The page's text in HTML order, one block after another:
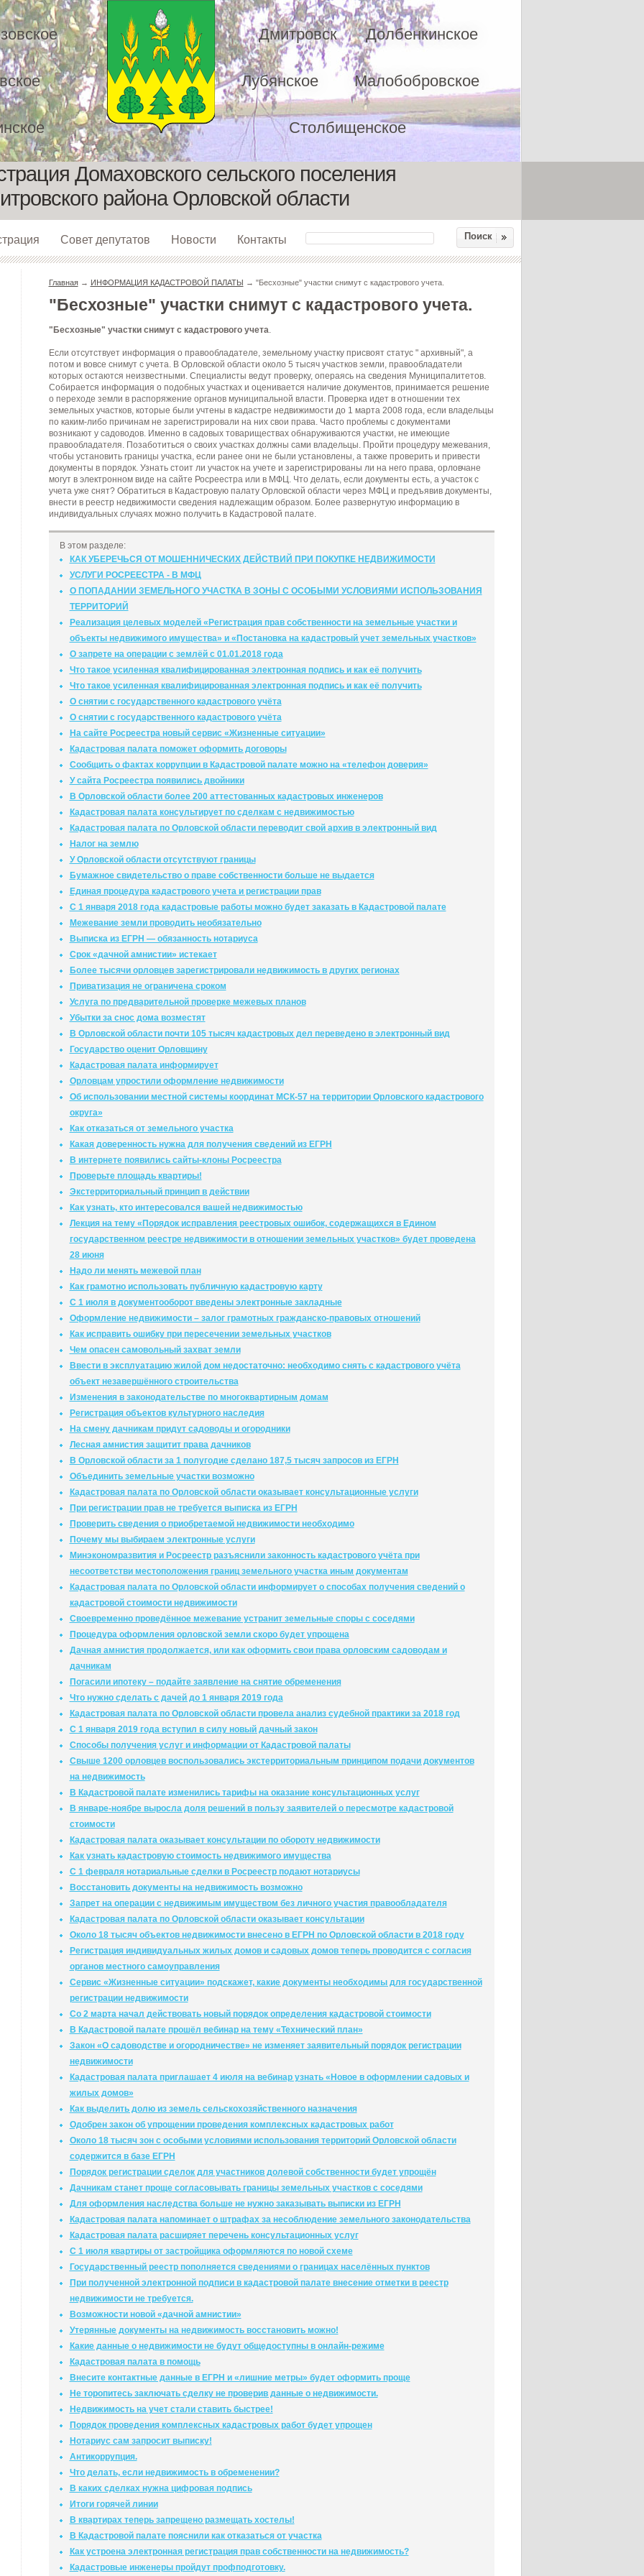
Дмитровск Долбенкинское
Лубянское Малобобровское
Столбищенское
Совет депутатов Новости Контакты
Домаховского сельского поселения
района Орловской области
Поиск
Главная→ ИНФОРМАЦИЯ КАДАСТРОВОЙ ПАЛАТЫ → "Бесхозные" участки снимут с кадастрового учета.
"Бесхозные" участки снимут с кадастрового учета.
"Бесхозные" участки снимут с кадастрового учета.
Если отсутствует информация о правообладателе, земельному участку присвоят статус " архивный", а
потом и вовсе снимут с учета. В Орловской области около 5 тысяч участков земли, правообладатели
которых остаются неизвестными. Специалисты ведут проверку, операясь на сведения Муниципалитетов.
Собирается информация о подобных участках и оценивается наличие документов, принимается решение
о переходе земли в распоряжение органов муниципальной власти. Проверка идет в отношении тех
земельных участков, которые были учтены в кадастре недвижимости до 1 марта 2008 года, если владельцы
по каким-либо причинам не зарегистрировали на них свои права. Часто проблемы с документами
возникают у садоводов. Именно в садовых товариществах обнаруживаются участки, не имеющие
правообладателя. Позаботиться о своих участках должны сами владельцы. Пройти процедуру межевания,
чтобы установить границы участка, если ранее они не были установлены, а также проверить и привести
документы в порядок. Узнать стоит ли участок на учете и зарегистрированы ли на него права, орловчане
могут в электронном виде на сайте Росреестра или в МФЦ. Что делать, если документы есть, а участок с
учета уже снят? Обратиться в Кадастровую палату Орловской области через МФЦ и предъявив документы,
внести в реестр недвижимости сведения надлежащим образом. Более развернутую информацию в
индивидуальных случаях можно получить в Кадастровой палате.
В этом разделе:
КАК УБЕРЕЧЬСЯ ОТ МОШЕННИЧЕСКИХ ДЕЙСТВИЙ ПРИ ПОКУПКЕ НЕДВИЖИМОСТИ
УСЛУГИ РОСРЕЕСТРА - В МФЦ
О ПОПАДАНИИ ЗЕМЕЛЬНОГО УЧАСТКА В ЗОНЫ С ОСОБЫМИ УСЛОВИЯМИ ИСПОЛЬЗОВАНИЯ
ТЕРРИТОРИЙ
Реализация целевых моделей «Регистрация прав собственности на земельные участки и
объекты недвижимого имущества» и «Постановка на кадастровый учет земельных участков»
О запрете на операции с землёй с 01.01.2018 года
Что такое усиленная квалифицированная электронная подпись и как её получить
Что такое усиленная квалифицированная электронная подпись и как её получить
О снятии с государственного кадастрового учёта
О снятии с государственного кадастрового учёта
На сайте Росреестра новый сервис «Жизненные ситуации»
Кадастровая палата поможет оформить договоры
Сообщить о фактах коррупции в Кадастровой палате можно на «телефон доверия»
У сайта Росреестра появились двойники
В Орловской области более 200 аттестованных кадастровых инженеров
Кадастровая палата консультирует по сделкам с недвижимостью
Кадастровая палата по Орловской области переводит свой архив в электронный вид
Налог на землю
У Орловской области отсутствуют границы
Бумажное свидетельство о праве собственности больше не выдается
Единая процедура кадастрового учета и регистрации прав
С 1 января 2018 года кадастровые работы можно будет заказать в Кадастровой палате
Межевание земли проводить необязательно
Выписка из ЕГРН — обязанность нотариуса
Срок «дачной амнистии» истекает
Более тысячи орловцев зарегистрировали недвижимость в других регионах
Приватизация не ограничена сроком
Услуга по предварительной проверке межевых планов
Убытки за снос дома возместят
В Орловской области почти 105 тысяч кадастровых дел переведено в электронный вид
Государство оценит Орловщину
Кадастровая палата информирует
Орловцам упростили оформление недвижимости
Об использовании местной системы координат МСК-57 на территории Орловского кадастрового
округа»
Как отказаться от земельного участка
Какая доверенность нужна для получения сведений из ЕГРН
В интернете появились сайты-клоны Росреестра
Проверьте площадь квартиры!
Экстерриториальный принцип в действии
Как узнать, кто интересовался вашей недвижимостью
Лекция на тему «Порядок исправления реестровых ошибок, содержащихся в Едином
государственном реестре недвижимости в отношении земельных участков» будет проведена
28 июня
Надо ли менять межевой план
Как грамотно использовать публичную кадастровую карту
С 1 июля в документооборот введены электронные закладные
Оформление недвижимости – залог грамотных гражданско-правовых отношений
Как исправить ошибку при пересечении земельных участков
Чем опасен самовольный захват земли
Ввести в эксплуатацию жилой дом недостаточно: необходимо снять с кадастрового учёта
объект незавершённого строительства
Изменения в законодательстве по многоквартирным домам
Регистрация объектов культурного наследия
На смену дачникам придут садоводы и огородники
Лесная амнистия защитит права дачников
В Орловской области за 1 полугодие сделано 187,5 тысяч запросов из ЕГРН
Объединить земельные участки возможно
Кадастровая палата по Орловской области оказывает консультационные услуги
При регистрации прав не требуется выписка из ЕГРН
Проверить сведения о приобретаемой недвижимости необходимо
Почему мы выбираем электронные услуги
Минэкономразвития и Росреестр разъяснили законность кадастрового учёта при
несоответстви местоположения границ земельного участка иным документам
Кадастровая палата по Орловской области информирует о способах получения сведений о
кадастровой стоимости недвижимости
Своевременно проведённое межевание устранит земельные споры с соседями
Процедура оформления орловской земли скоро будет упрощена
Дачная амнистия продолжается, или как оформить свои права орловским садоводам и
дачникам
Погасили ипотеку – подайте заявление на снятие обременения
Что нужно сделать с дачей до 1 января 2019 года
Кадастровая палата по Орловской области провела анализ судебной практики за 2018 год
С 1 января 2019 года вступил в силу новый дачный закон
Способы получения услуг и информации от Кадастровой палаты
Свыше 1200 орловцев воспользовались экстерриториальным принципом подачи документов
на недвижимость
В Кадастровой палате изменились тарифы на оказание консультационных услуг
В январе-ноябре выросла доля решений в пользу заявителей о пересмотре кадастровой
стоимости
Кадастровая палата оказывает консультации по обороту недвижимости
Как узнать кадастровую стоимость недвижимого имущества
С 1 февраля нотариальные сделки в Росреестр подают нотариусы
Восстановить документы на недвижимость возможно
Запрет на операции с недвижимым имуществом без личного участия правообладателя
Кадастровая палата по Орловской области оказывает консультации
Около 18 тысяч объектов недвижимости внесено в ЕГРН по Орловской области в 2018 году
Регистрация индивидуальных жилых домов и садовых домов теперь проводится с согласия
органов местного самоуправления
Сервис «Жизненные ситуации» подскажет, какие документы необходимы для государственной
регистрации недвижимости
Со 2 марта начал действовать новый порядок определения кадастровой стоимости
В Кадастровой палате прошёл вебинар на тему «Технический план»
Закон «О садоводстве и огородничестве» не изменяет заявительный порядок регистрации
недвижимости
Кадастровая палата приглашает 4 июля на вебинар узнать «Новое в оформлении садовых и
жилых домов»
Как выделить долю из земель сельскохозяйственного назначения
Одобрен закон об упрощении проведения комплексных кадастровых работ
Около 18 тысяч зон с особыми условиями использования территорий Орловской области
содержится в базе ЕГРН
Порядок регистрации сделок для участников долевой собственности будет упрощён
Дачникам станет проще согласовывать границы земельных участков с соседями
Для оформления наследства больше не нужно заказывать выписки из ЕГРН
Кадастровая палата напоминает о штрафах за несоблюдение земельного законодательства
Кадастровая палата расширяет перечень консультационных услуг
С 1 июля квартиры от застройщика оформляются по новой схеме
Государственный реестр пополняется сведениями о границах населённых пунктов
При полученной электронной подписи в кадастровой палате внесение отметки в реестр
недвижимости не требуется.
Возможности новой «дачной амнистии»
Утерянные документы на недвижимость восстановить можно!
Какие данные о недвижимости не будут общедоступны в онлайн-режиме
Кадастровая палата в помощь
Внесите контактные данные в ЕГРН и «лишние метры» будет оформить проще
Не торопитесь заключать сделку не проверив данные о недвижимости.
Недвижимость на учет стали ставить быстрее!
Порядок проведения комплексных кадастровых работ будет упрощен
Нотариус сам запросит выписку!
Антикоррупция.
Что делать, если недвижимость в обременении?
В каких сделках нужна цифровая подпись
Итоги горячей линии
В квартирах теперь запрещено размещать хостелы!
В Кадастровой палате пояснили как отказаться от участка
Как устроена электронная регистрация прав собственности на недвижимость?
Кадастровые инженеры пройдут профподготовку.